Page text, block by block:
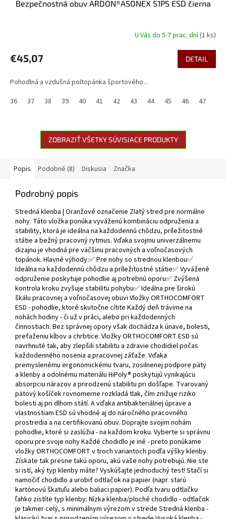
Bezpečnostná obuv ARDON®ASONEX S1PS ESD čierna
U Vás do 5-7 prac. dní(1 ks)
€45,07 DETAIL
Pohodlná a vzdušná poltopánka športového...
36
37 38 39 40 41 42 43 44 45 46 47
ZOBRAZIŤ VŠETKY SÚVISIACE PRODUKTY
Popis Podobné (8) Diskusia Značka
Podrobný popis
Stredná klenba | Oranžové označenie Zlatý stred pre normálne
nohy. Táto vložka ponúka vyváženú kombináciu odpruženia a
stability, ktorá je ideálna na každodennú chôdzu, príležitostné
státie a bežný pracovný rytmus. Vďaka svojmu univerzálnemu
dizajnu je vhodná pre väčšinu pracovných a voľnočasových
topánok. Hlavné výhody:✅ Pre nohy so strednou klenbou✅
Ideálna na každodennú chôdzu a príležitostné státie✅ Vyvážené
odpruženie poskytuje pohodlie aj potrebnú oporu✅ Zvýšená
kontrola kroku zvyšuje stabilitu pohybu✅ Ideálna pre širokú
škálu pracovnej a voľnočasovej obuvi Vložky ORTHOCOMFORT
ESD - pohodlie, ktoré skutočne cítite Každý deň trávime na
nohách hodiny - či už v práci, alebo pri každodenných
činnostiach. Bez správnej opory však dochádza k únave, bolesti,
preťaženiu kĺbov a chrbtice. Vložky ORTHOCOMFORT ESD sú
navrhnuté tak, aby zlepšili stabilitu a zdravie chodidiel počas
každodenného nosenia a pracovnej záťaže. Vďaka
premyslenému ergonomickému tvaru, zosilnenej podpore päty
a klenby a odolnému materiálu HiPoly® poskytujú vynikajúcu
absorpciu nárazov a prirodzenú stabilitu pri došľape. Tvarovaný
pätový košíček rovnomerne rozkladá tlak, čím znižuje riziko
bolesti aj pri dlhom státí. A vďaka antibakteriálnej úprave a
vlastnostiam ESD sú vhodné aj do náročného pracovného
prostredia a na certifikovanú obuv. Doprajte svojim nohám
pohodlie, ktoré si zaslúžia - na každom kroku. Vyberte si správnu
oporu pre svoje nohy Každé chodidlo je iné - preto ponúkame
vložky ORTHOCOMFORT v troch variantoch podľa výšky klenby.
Získate tak presne takú oporu, akú vaše nohy potrebujú. Nie ste
si istí, aký typ klenby máte? Vyskúšajte jednoduchý test! Stačí si
namočiť chodidlo a urobiť odtlačok na papier (napr. starú
kartónovú škatuľu alebo baliaci papier). Podľa tvaru odtlačku
ľahko zistíte typ klenby: Nízka klenba/ploché chodidlo - odtlačok
je takmer celý, s minimálnym výrezom v strede Stredná klenba -